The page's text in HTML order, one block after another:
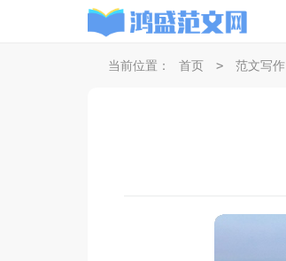
当前位置： 首页 > 范文写作